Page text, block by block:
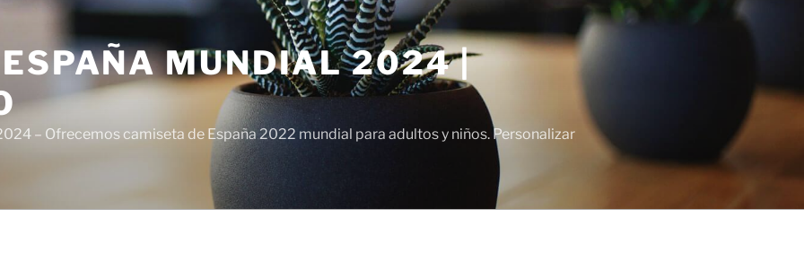
MUNDIAL 2024 |
– Ofrecemos camiseta de España 2022 mundial para adultos y niños. Personalizar